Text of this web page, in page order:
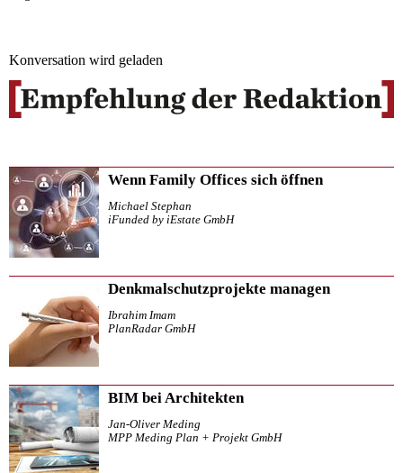
Konversation wird geladen
Wenn Family Offices sich öffnen
Michael Stephan
iFunded by iEstate GmbH
Denkmalschutzprojekte managen
Ibrahim Imam
PlanRadar GmbH
BIM bei Architekten
Jan-Oliver Meding
MPP Meding Plan + Projekt GmbH